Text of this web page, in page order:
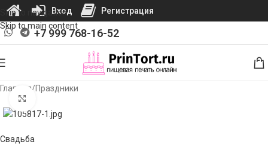
Skip to navigation
Skip to main content
+7 999 768-16-52
Главная/Праздники
Свадьба
Вход Регистрация